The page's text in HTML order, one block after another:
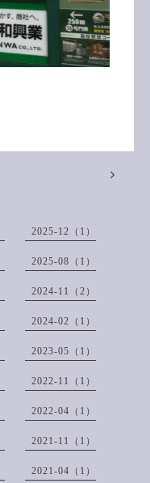
2025-12（1）
2025-08（1）
2024-11（2）
2024-02（1）
2023-05（1）
2022-11（1）
2022-04（1）
2021-11（1）
2021-04（1）